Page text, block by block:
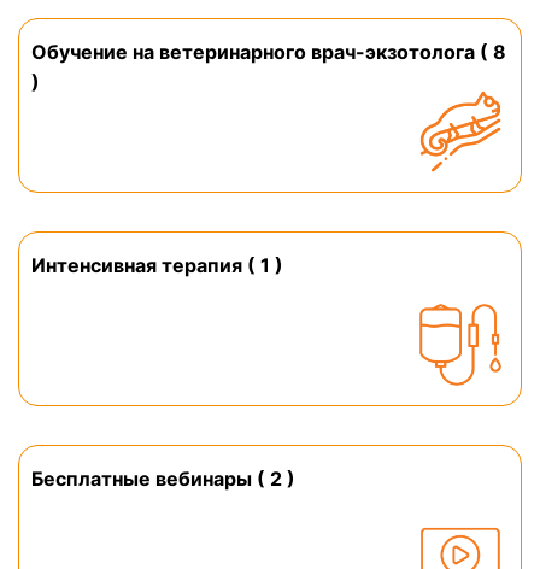
Обучение на ветеринарного врач-экзотолога ( 8
)
Интенсивная терапия ( 1 )
Бесплатные вебинары ( 2 )